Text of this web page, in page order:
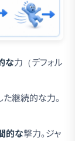
な力（デフォル
継続的な力。
的な撃力。ジャ